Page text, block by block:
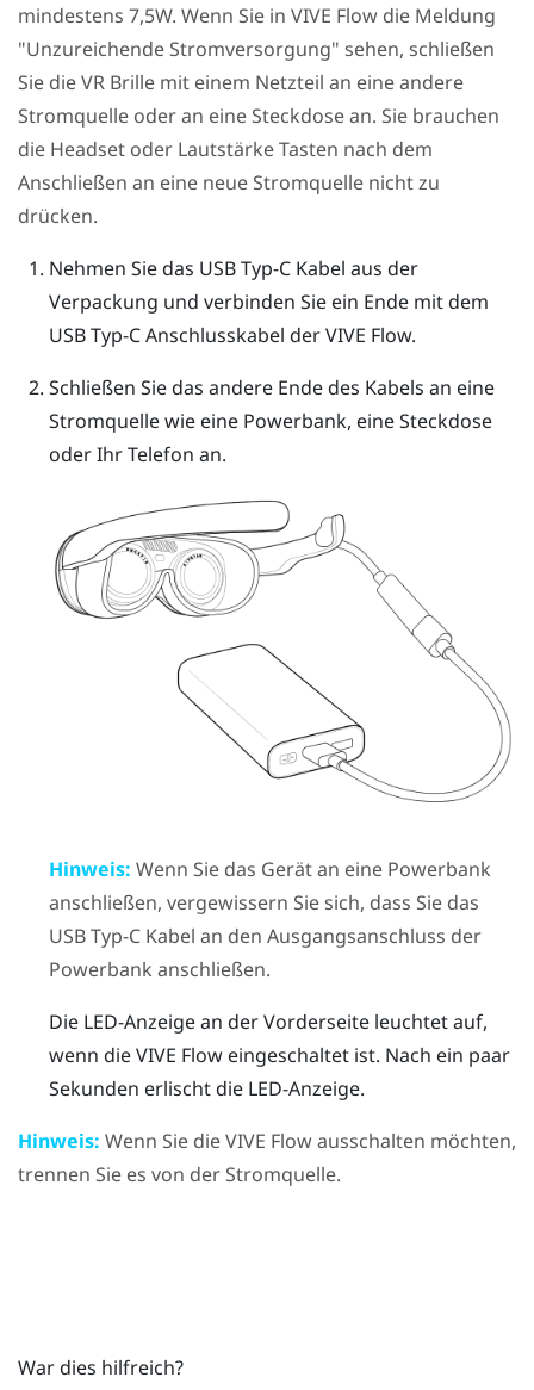
mindestens 7,5W. Wenn Sie in VIVE Flow die Meldung
"‍Unzureichende Stromversorgung"‍ sehen, schließen
Sie die VR Brille mit einem Netzteil an eine andere
Stromquelle oder an eine Steckdose an. Sie brauchen
die Headset oder LautstärkeTasten nach dem
Anschließen an eine neue Stromquelle nicht zu
drücken.
Nehmen Sie das USB Typ-CKabel aus der
Verpackung und verbinden Sie ein Ende mit dem
USB Typ-CAnschlusskabel derVIVE Flow.
Schließen Sie das andere Ende des Kabels an eine
Stromquelle wie eine Powerbank, eine Steckdose
oder Ihr Telefon an.
Hinweis: Wenn Sie das Gerät an eine Powerbank
anschließen, vergewissern Sie sich, dass Sie das
USB Typ-CKabel an den Ausgangsanschluss der
Powerbank anschließen.
Die LED-Anzeige an der Vorderseite leuchtet auf,
wenn dieVIVE Floweingeschaltet ist. Nach ein paar
Sekunden erlischt die LED-Anzeige.
Hinweis: Wenn Sie dieVIVE Flowausschalten möchten,
trennen Sie es von der Stromquelle.
War dies hilfreich?